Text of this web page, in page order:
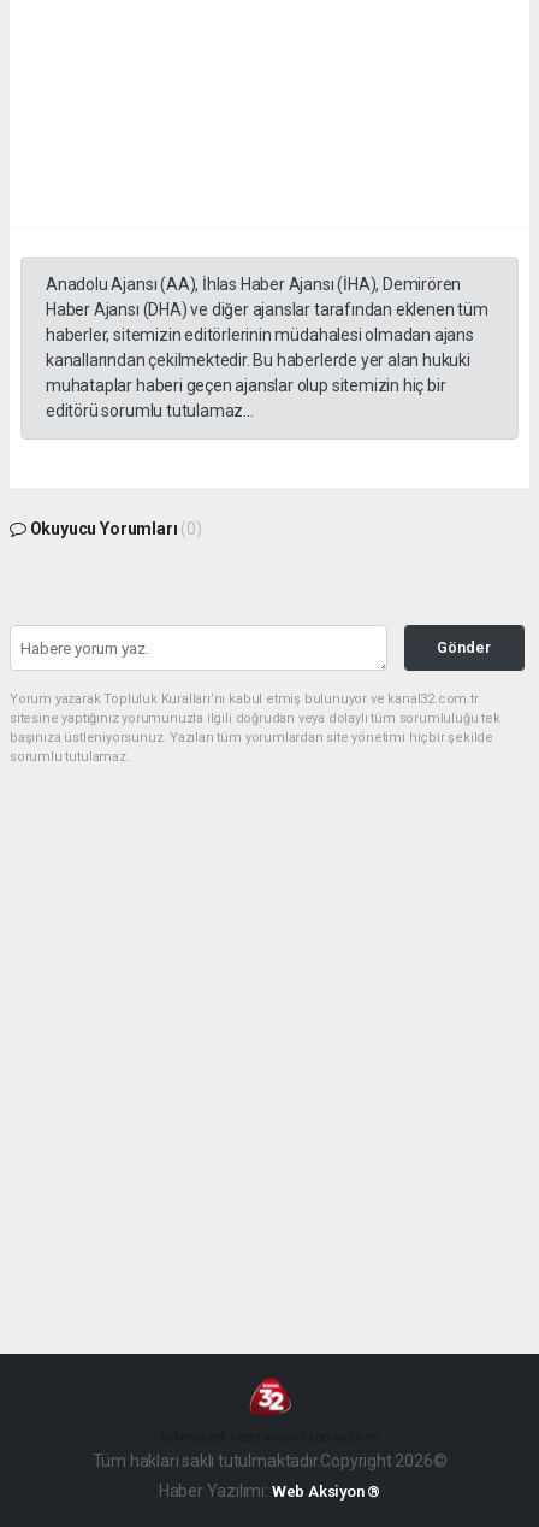
Anadolu Ajansı (AA), İhlas Haber Ajansı (İHA), Demirören
Haber Ajansı (DHA) ve diğer ajanslar tarafından eklenen tüm
haberler, sitemizin editörlerinin müdahalesi olmadan ajans
kanallarından çekilmektedir. Bu haberlerde yer alan hukuki
muhataplar haberi geçen ajanslar olup sitemizin hiç bir
editörü sorumlu tutulamaz...
Okuyucu Yorumları (0)
Gönder
Yorum yazarak Topluluk Kuralları’nı kabul etmiş bulunuyor ve kanal32.com.tr
sitesine yaptığınız yorumunuzla ilgili doğrudan veya dolaylı tüm sorumluluğu tek
başınıza üstleniyorsunuz. Yazılan tüm yorumlardan site yönetimi hiçbir şekilde
sorumlu tutulamaz.
Tüm hakları saklı tutulmaktadır.Copyright 2026©
Haber Yazılımı: Web Aksiyon ®